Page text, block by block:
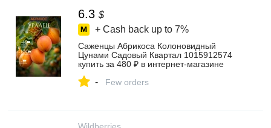
6.3 $
+ Cash back up to 7%
Саженцы Абрикоса Колоновидный
Цунами Садовый Квартал 1015912574
купить за 480 ₽ в интернет‑магазине
- Few orders